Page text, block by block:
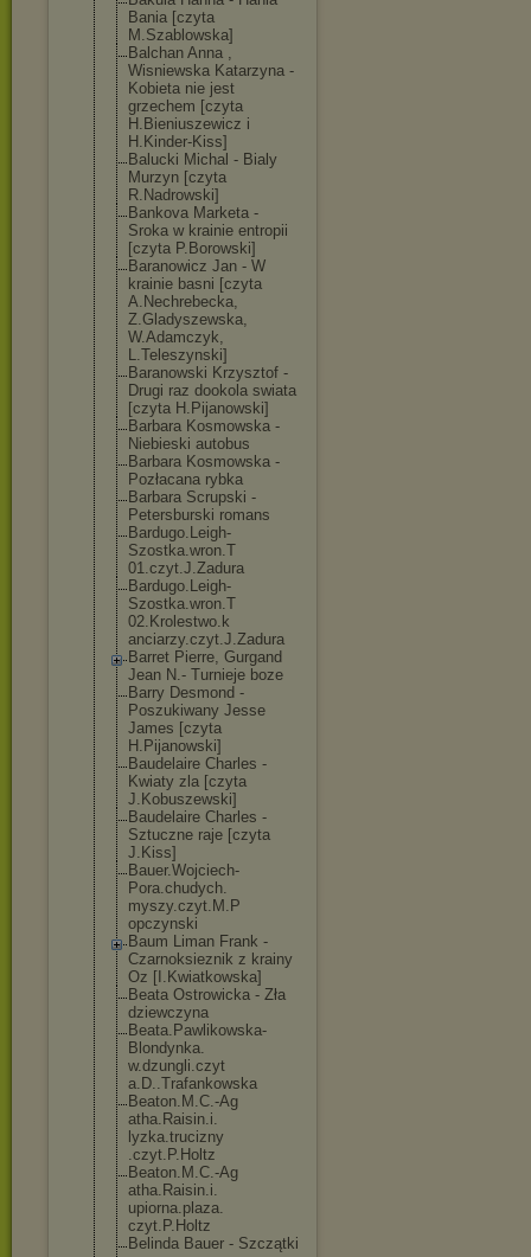
Bania [czyta
M.Szablowska]
Balchan Anna ,
Wisniewska Katarzyna -
Kobieta nie jest
grzechem [czyta
H.Bieniuszewicz i
H.Kinder-Kiss]
Balucki Michal - Bialy
Murzyn [czyta
R.Nadrowski]
Bankova Marketa -
Sroka w krainie entropii
[czyta P.Borowski]
Baranowicz Jan - W
krainie basni [czyta
A.Nechrebecka,
Z.Gladyszewska,
W.Adamczyk,
L.Teleszynski]
Baranowski Krzysztof -
Drugi raz dookola swiata
[czyta H.Pijanowski]
Barbara Kosmowska -
Niebieski autobus
Barbara Kosmowska -
Pozłacana rybka
Barbara Scrupski -
Petersburski romans
Bardugo.Leigh-
Szostka.wron.T
01.czyt.J.Zadura
Bardugo.Leigh-
Szostka.wron.T
02.Krolestwo.k
anciarzy.czyt.J.Zadura
Barret Pierre, Gurgand
Jean N.- Turnieje boze
Barry Desmond -
Poszukiwany Jesse
James [czyta
H.Pijanowski]
Baudelaire Charles -
Kwiaty zla [czyta
J.Kobuszewski]
Baudelaire Charles -
Sztuczne raje [czyta
J.Kiss]
Bauer.Wojciech-
Pora.chudych.
myszy.czyt.M.P
opczynski
Baum Liman Frank -
Czarnoksieznik z krainy
Oz [I.Kwiatkowska]
Beata Ostrowicka - Zła
dziewczyna
Beata.Pawlikowska-
Blondynka.
w.dzungli.czyt
a.D..Trafankowska
Beaton.M.C.-Ag
atha.Raisin.i.
lyzka.trucizny
.czyt.P.Holtz
Beaton.M.C.-Ag
atha.Raisin.i.
upiorna.plaza.
czyt.P.Holtz
Belinda Bauer - Szczątki